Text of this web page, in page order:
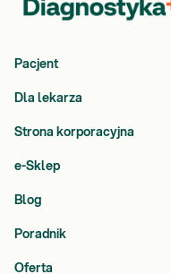
Pacjent
Dla lekarza
Strona korporacyjna
e-Sklep
Blog
Poradnik
Oferta